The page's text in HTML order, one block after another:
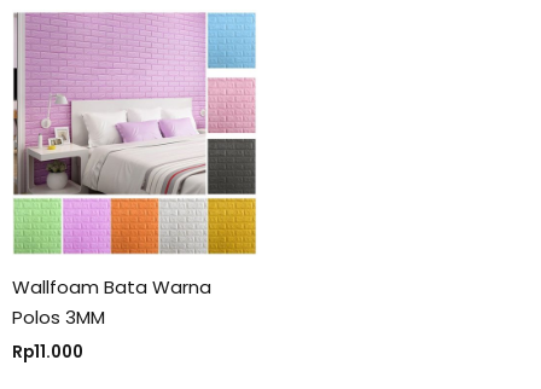
Wallfoam Bata Warna
Polos 3MM
Rp11.000